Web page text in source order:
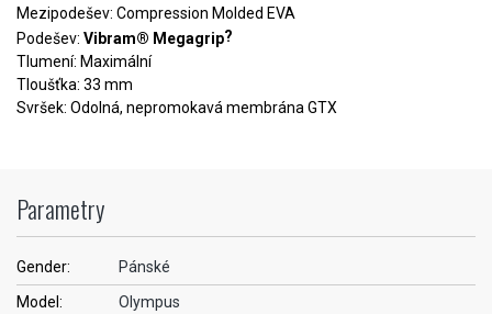
Mezipodešev: Compression Molded EVA
Podešev: Vibram® Megagrip?
Tlumení: Maximální
Tloušťka: 33 mm
Svršek: Odolná, nepromokavá membrána GTX
Parametry
Gender:
Pánské
Model:
Olympus